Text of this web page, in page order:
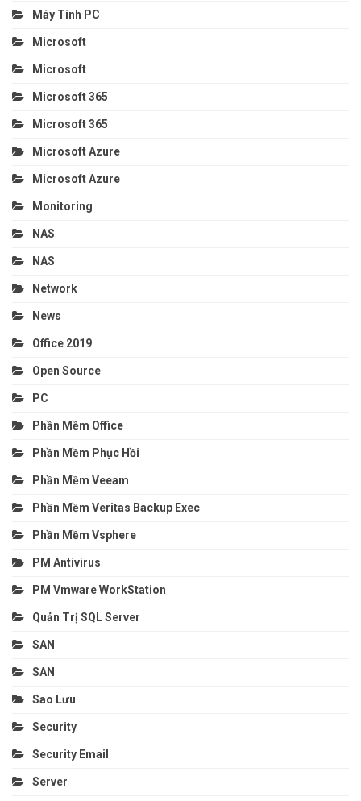
Máy Tính PC
Microsoft
Microsoft
Microsoft 365
Microsoft 365
Microsoft Azure
Microsoft Azure
Monitoring
NAS
NAS
Network
News
Office 2019
Open Source
PC
Phần Mềm Office
Phần Mềm Phục Hồi
Phần Mềm Veeam
Phần Mềm Veritas Backup Exec
Phần Mềm Vsphere
PM Antivirus
PM Vmware WorkStation
Quản Trị SQL Server
SAN
SAN
Sao Lưu
Security
Security Email
Server